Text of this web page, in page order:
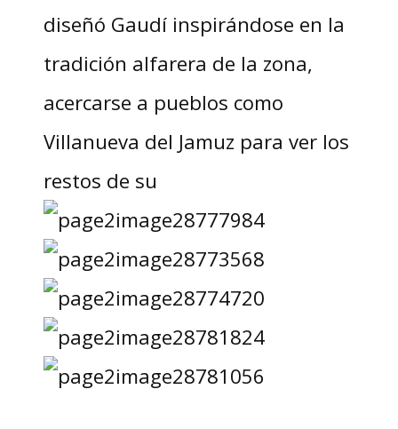
diseñó Gaudí inspirándose en la
tradición alfarera de la zona,
acercarse a pueblos como
Villanueva del Jamuz para ver los
restos de su